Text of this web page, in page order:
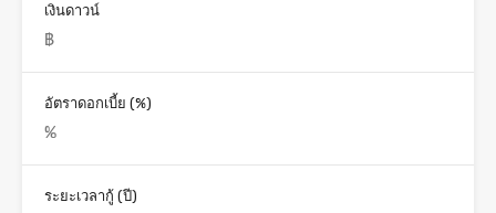
เงินดาวน์
อัตราดอกเบี้ย (%)
ระยะเวลากู้ (ปี)